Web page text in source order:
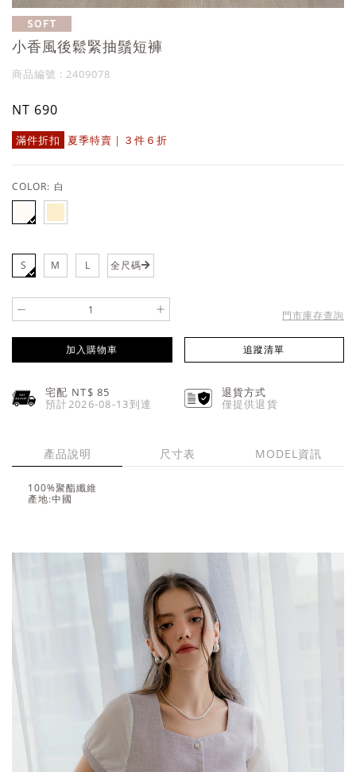
小香風後鬆緊抽鬚短褲
商品編號 : 2409078
NT 690
滿件折扣 夏季特賣｜３件６折
COLOR: 白
S M L 全尺碼
- + 門市庫存查詢
加入購物車 追蹤清單
宅配 NT$85
預計2026-08-13到達
退貨方式
僅提供退貨
產品說明 尺寸表 MODEL資訊
100%聚酯纖維
產地:中國